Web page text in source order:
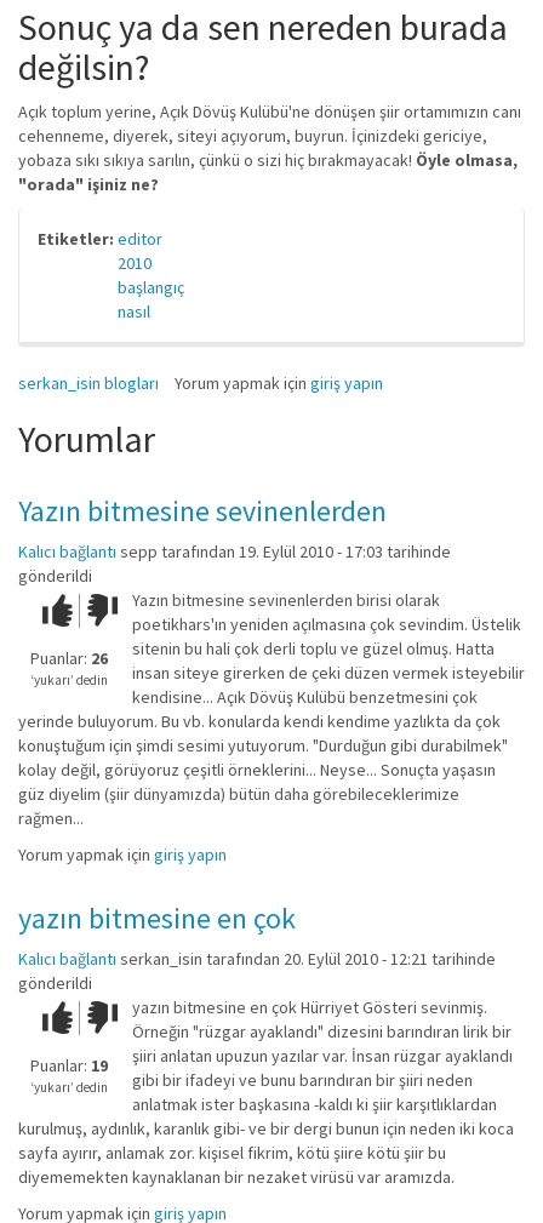
Sonuç ya da sen nereden burada
değilsin?
Açık toplum yerine, Açık Dövüş Kulübü'ne dönüşen şiir ortamımızın canı
cehenneme, diyerek, siteyi açıyorum, buyrun. İçinizdeki gericiye,
yobaza sıkı sıkıya sarılın, çünkü o sizi hiç bırakmayacak! Öyle olmasa,
"orada" işiniz ne?
Etiketler: editor
2010
başlangıç
nasıl
serkan_isin blogları Yorum yapmak için giriş yapın
Yorumlar
Yazın bitmesine sevinenlerden
Kalıcı bağlantı sepp tarafından 19. Eylül 2010 - 17:03 tarihinde
gönderildi
Çok iyi!O
kadar
iyi
değil!
Puanlar: 26
‘yukarı’ dedin
Yazın bitmesine sevinenlerden birisi olarak
poetikhars'ın yeniden açılmasına çok sevindim. Üstelik
sitenin bu hali çok derli toplu ve güzel olmuş. Hatta
insan siteye girerken de çeki düzen vermek isteyebilir
kendisine... Açık Dövüş Kulübü benzetmesini çok
yerinde buluyorum. Bu vb. konularda kendi kendime yazlıkta da çok
konuştuğum için şimdi sesimi yutuyorum. "Durduğun gibi durabilmek"
kolay değil, görüyoruz çeşitli örneklerini... Neyse... Sonuçta yaşasın
güz diyelim (şiir dünyamızda) bütün daha görebileceklerimize
rağmen...
Yorum yapmak için giriş yapın
yazın bitmesine en çok
Kalıcı bağlantı serkan_isin tarafından 20. Eylül 2010 - 12:21 tarihinde
gönderildi
Çok iyi!O
kadar
iyi
değil!
Puanlar: 19
‘yukarı’ dedin
yazın bitmesine en çok Hürriyet Gösteri sevinmiş.
Örneğin "rüzgar ayaklandı" dizesini barındıran lirik bir
şiiri anlatan upuzun yazılar var. İnsan rüzgar ayaklandı
gibi bir ifadeyi ve bunu barındıran bir şiiri neden
anlatmak ister başkasına -kaldı ki şiir karşıtlıklardan
kurulmuş, aydınlık, karanlık gibi- ve bir dergi bunun için neden iki koca
sayfa ayırır, anlamak zor. kişisel fikrim, kötü şiire kötü şiir bu
diyememekten kaynaklanan bir nezaket virüsü var aramızda.
Yorum yapmak için giriş yapın